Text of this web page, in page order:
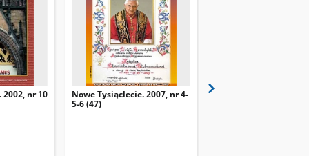
2002, nr 10
Nowe Tysiąclecie. 2007, nr 4-
5-6 (47)